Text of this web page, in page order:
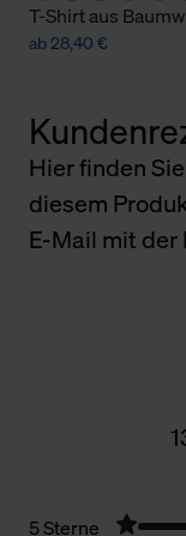
T-Shirt aus
ab 28,40 €
Hier finden
diesem
E-Mail mit der
5 Sterne